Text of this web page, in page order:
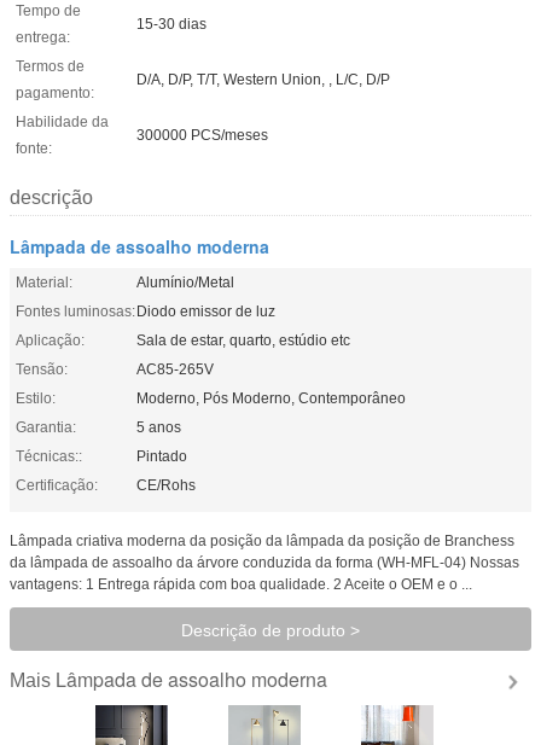
Tempo de
entrega:
15-30 dias
Termos de
pagamento:
D/A, D/P, T/T, Western Union, , L/C, D/P
Habilidade da
fonte:
300000 PCS/meses
descrição
Lâmpada de assoalho moderna
Material:
Alumínio/Metal
Fontes luminosas:Diodo emissor de luz
Aplicação:
Sala de estar, quarto, estúdio etc
Tensão:
AC85-265V
Estilo:
Moderno, Pós Moderno, Contemporâneo
Garantia:
5 anos
Técnicas::
Pintado
Certificação:
CE/Rohs
Lâmpada criativa moderna da posição da lâmpada da posição de Branchess
da lâmpada de assoalho da árvore conduzida da forma (WH-MFL-04) Nossas
vantagens: 1 Entrega rápida com boa qualidade. 2 Aceite o OEM e o ...
Descrição de produto >
Mais Lâmpada de assoalho moderna